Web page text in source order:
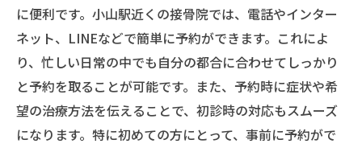
に便利です。小山駅近くの接骨院では、電話やインター
ネット、LINEなどで簡単に予約ができます。これによ
り、忙しい日常の中でも自分の都合に合わせてしっかり
と予約を取ることが可能です。また、予約時に症状や希
望の治療方法を伝えることで、初診時の対応もスムーズ
になります。特に初めての方にとって、事前に予約がで